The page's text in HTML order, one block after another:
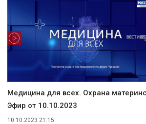
Медицина для всех. Охрана
Эфир от 10.10.2023
10.10.2023 21:15